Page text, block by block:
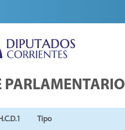
PARLAMENTARIO
Tipo